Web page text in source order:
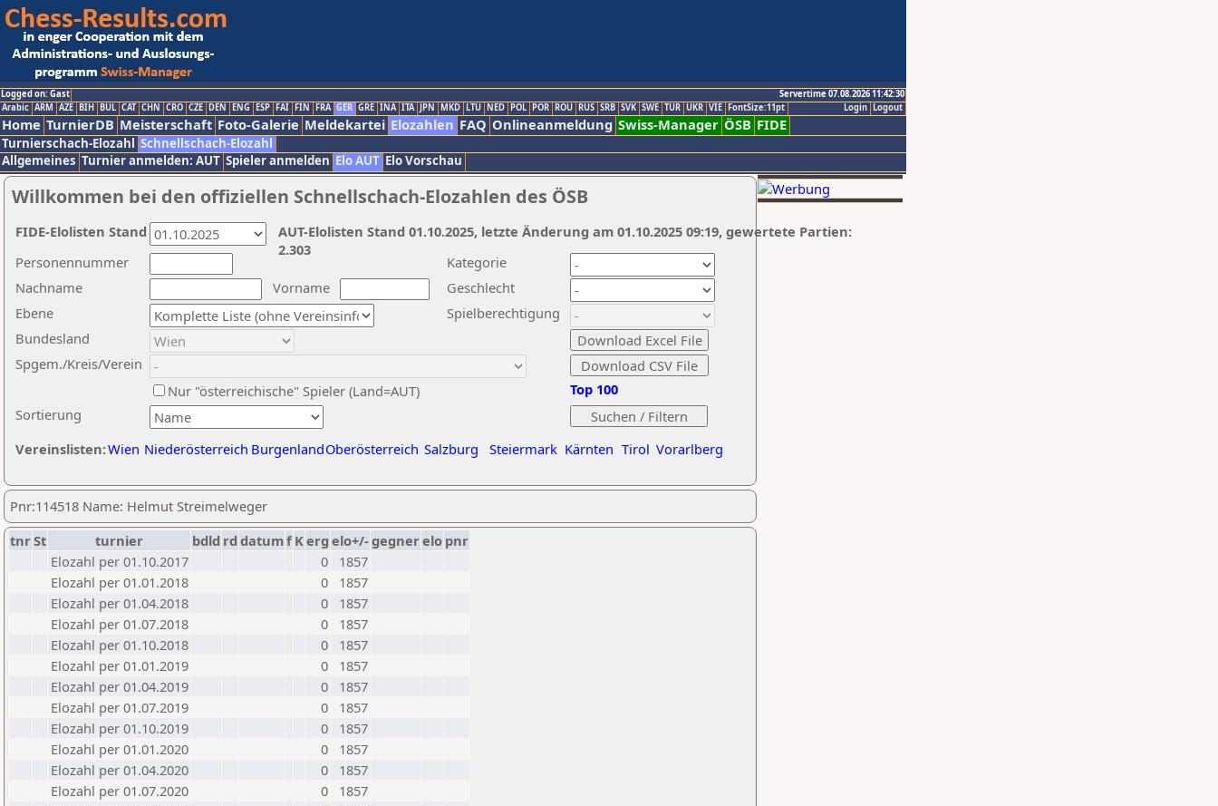
Logged on: Gast
Servertime 07.08.2026 11:42:30
Logout
Login
Arabic ARM AZE BIH BUL CAT CHN CRO CZE DEN ENG ESP FAI FIN FRA GER GRE INA ITA JPN MKD LTU NED POL POR ROU RUS SRB SVK SWE TUR UKR VIE FontSize:11pt
Home TurnierDB Meisterschaft Foto-Galerie Meldekartei Elozahlen FAQ Onlineanmeldung Swiss-Manager ÖSB FIDE
Turnierschach-Elozahl Schnellschach-Elozahl
Allgemeines Turnier anmelden: AUT Spieler anmelden Elo AUT Elo Vorschau
Willkommen bei den offiziellen Schnellschach-Elozahlen des ÖSB
Nachname
Vorname
Ebene
Kategorie
Sortierung
Personennummer
Bundesland
Spgem./Kreis/Verein
Geschlecht
Nur "österreichische" Spieler (Land=AUT)
Spielberechtigung
Vereinslisten:Wien Niederösterreich BurgenlandOberösterreich Salzburg Steiermark Kärnten Tirol Vorarlberg
Top 100
AUT-Elolisten Stand 01.10.2025, letzte Änderung am 01.10.2025 09:19, gewertete Partien:
2.303
FIDE-Elolisten Stand
Pnr:114518 Name: Helmut Streimelweger
tnrSt turnier bdld rd datumf Kerg elo+/-gegnerelo pnr
Elozahl per 01.10.2017
0
1857
Elozahl per 01.01.2018
0
1857
Elozahl per 01.04.2018
0
1857
Elozahl per 01.07.2018
0
1857
Elozahl per 01.10.2018
0
1857
Elozahl per 01.01.2019
0
1857
Elozahl per 01.04.2019
0
1857
Elozahl per 01.07.2019
0
1857
Elozahl per 01.10.2019
0
1857
Elozahl per 01.01.2020
0
1857
Elozahl per 01.04.2020
0
1857
Elozahl per 01.07.2020
0
1857